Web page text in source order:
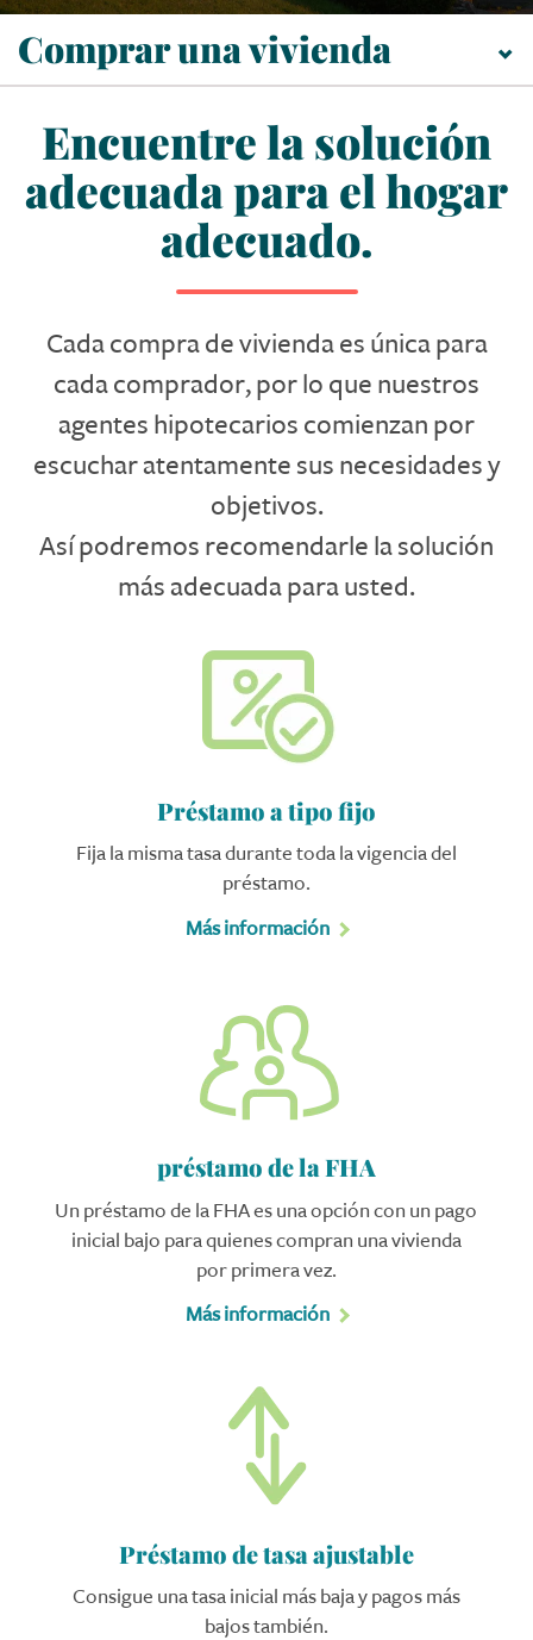
Comprar una vivienda
Encuentre la solución
adecuada para el hogar
adecuado.
Cada compra de vivienda es única para
cada comprador, por lo que nuestros
agentes hipotecarios comienzan por
escuchar atentamente sus necesidades y
objetivos.
Así podremos recomendarle la solución
más adecuada para usted.
Préstamo a tipo fijo
Fija la misma tasa durante toda la vigencia del
préstamo.
Más información
préstamo de la FHA
Un préstamo de la FHA es una opción con un pago
inicial bajo para quienes compran una vivienda
por primera vez.
Más información
Préstamo de tasa ajustable
Consigue una tasa inicial más baja y pagos más
bajos también.